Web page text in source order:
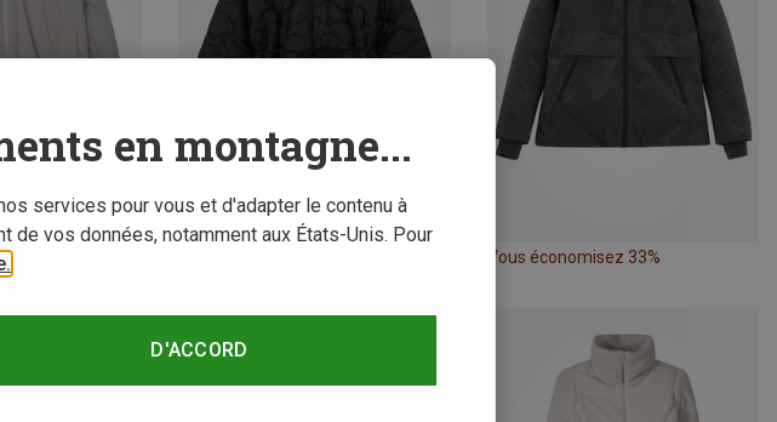
Vous économisez 33%
en montagne...
services pour vous et d'adapter le contenu à
vos données, notamment aux États-Unis. Pour
D'ACCORD